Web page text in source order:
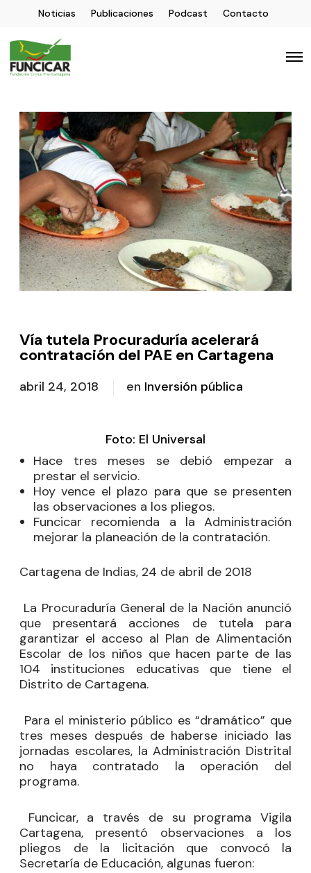
Noticias Publicaciones Podcast Contacto
Vía tutela Procuraduría acelerará
contratación del PAE en Cartagena
abril 24, 2018 en Inversión pública
Foto: El Universal
Hace tres meses se debió empezar a
prestar el servicio.
Hoy vence el plazo para que se presenten
las observaciones a los pliegos.
Funcicar recomienda a la Administración
mejorar la planeación de la contratación.
Cartagena de Indias, 24 de abril de 2018
La Procuraduría General de la Nación anunció
que presentará acciones de tutela para
garantizar el acceso al Plan de Alimentación
Escolar de los niños que hacen parte de las
104 instituciones educativas que tiene el
Distrito de Cartagena.
Para el ministerio público es “dramático” que
tres meses después de haberse iniciado las
jornadas escolares, la Administración Distrital
no haya contratado la operación del
programa.
Funcicar, a través de su programa Vigila
Cartagena, presentó observaciones a los
pliegos de la licitación que convocó la
Secretaría de Educación, algunas fueron: